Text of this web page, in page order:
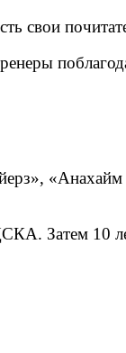
свои
Затем 10